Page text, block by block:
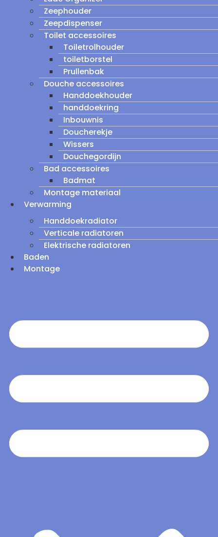
Zeephouder
Zeepdispenser
Toilet accessoires
Toiletrolhouder
toiletborstel
Prullenbak
Douche accessoires
Handdoekhouder
handdoekring
Inbouwnis
Doucherekje
Wissers
Douchegordijn
Bad accessoires
Badmat
Montage materiaal
Verwarming
Handdoekradiator
Verticale radiatoren
Elektrische radiatoren
Baden
Montage